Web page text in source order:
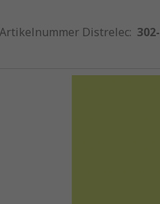
Artikelnummer Distrelec: